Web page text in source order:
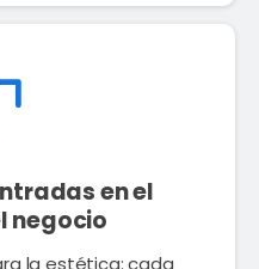
en el
negocio
la estética: cada